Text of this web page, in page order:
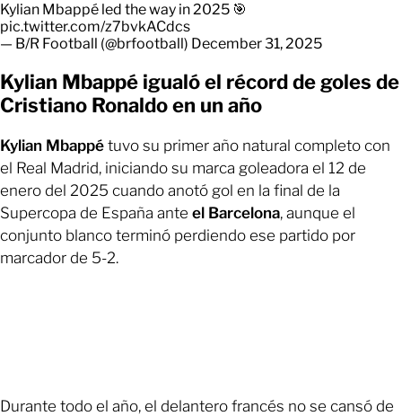
Kylian Mbappé led the way in 2025 🎯
pic.twitter.com/z7bvkACdcs
— B/R Football (@brfootball) December 31, 2025
Kylian Mbappé igualó el récord de goles de
Cristiano Ronaldo en un año
Kylian Mbappé tuvo su primer año natural completo con
el Real Madrid, iniciando su marca goleadora el 12 de
enero del 2025 cuando anotó gol en la final de la
Supercopa de España ante el Barcelona, aunque el
conjunto blanco terminó perdiendo ese partido por
marcador de 5-2.
Durante todo el año, el delantero francés no se cansó de